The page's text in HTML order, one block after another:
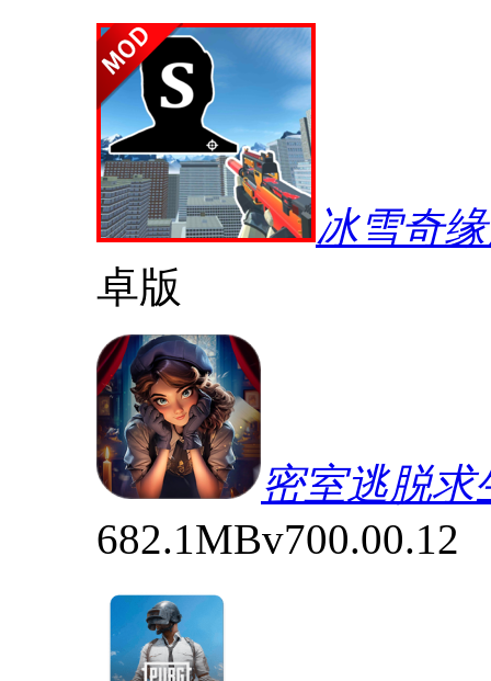
冰雪奇
卓版
密室逃脱求
682.1MBv700.00.12